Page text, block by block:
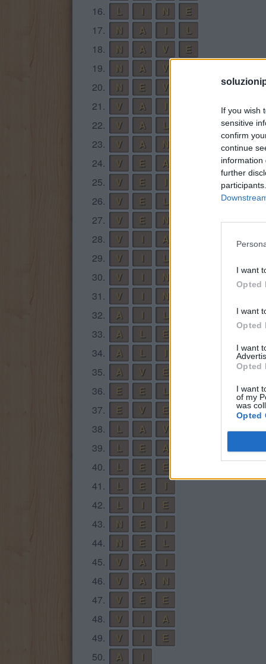
If you wish
sensitive
confirm
continue
information
further
I want
Opted
I want
Opted
I want
Opted
I want
of my
was
Opted
16.
L N
E
17.
N A I
L
18.
N A V
E
19.
N A V
20.
N E V
21.
V A I
22.
V A L
23.
V A N
24.
V E A
25.
V E I
26.
V E L
27.
V E N
28.
V A
29.
V L
30.
V N
31.
V N
32.
A
L
33.
A L
E
34.
A L
I
35.
A V
E
36.
E E
L
37.
E V
E
38.
L A
V
39.
L E
A
40.
L E
E
41.
L E
I
42.
L
E
43.
N E
I
44.
N E
L
45.
V A
I
46.
V A
N
47.
V E
E
48.
V
A
49.
V
E
50.
A